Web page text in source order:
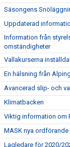
Säsongens
Uppdaterad
Information från
omständigheter
Vallakurserna
En hälsning från
Avancerad slip- och
Klimatbacken
Viktig information om
MASK nya ordförande
Lagledare för 2020/